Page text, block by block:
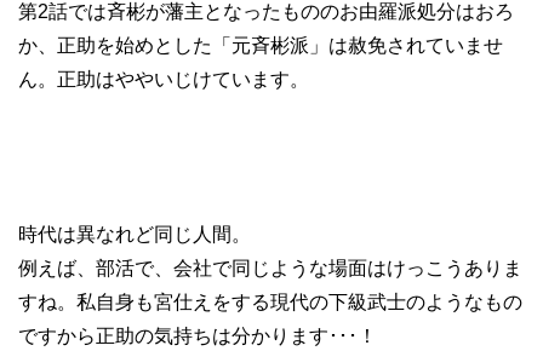
第2話では斉彬が藩主となったもののお由羅派処分はおろ
か、正助を始めとした「元斉彬派」は赦免されていませ
ん。正助はややいじけています。
時代は異なれど同じ人間。
例えば、部活で、会社で同じような場面はけっこうありま
すね。私自身も宮仕えをする現代の下級武士のようなもの
ですから正助の気持ちは分かります･･･！